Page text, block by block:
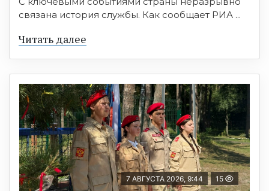
связана история службы. Как сообщает РИА ...
Читать далее
7 АВГУСТА 2026, 9:44 15